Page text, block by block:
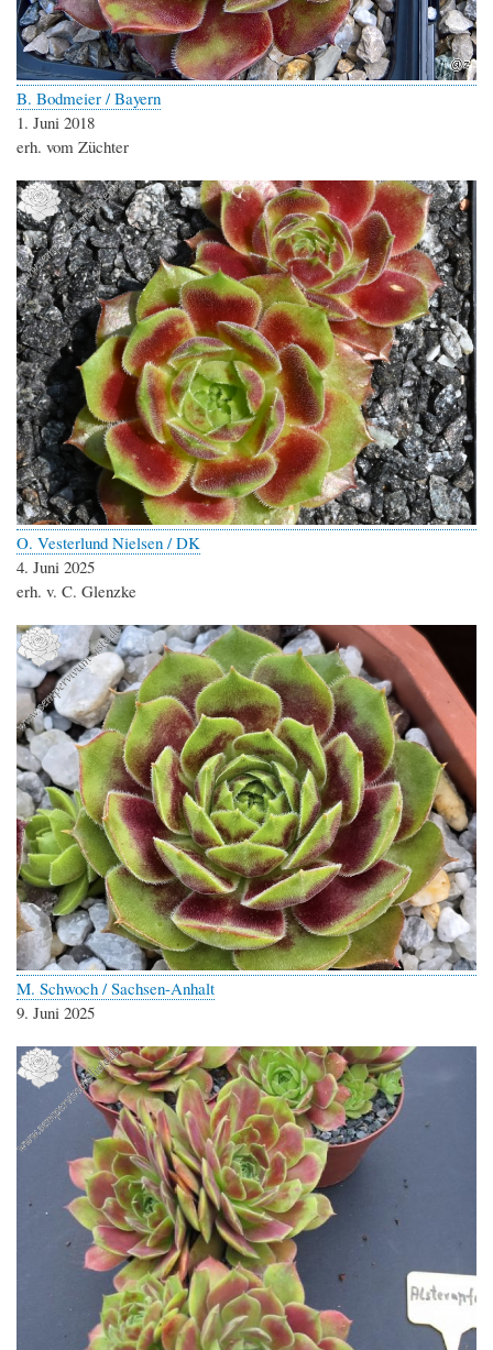
B. Bodmeier / Bayern
1. Juni 2018
erh. vom Züchter
O. Vesterlund Nielsen / DK
4. Juni 2025
erh. v. C. Glenzke
M. Schwoch / Sachsen-Anhalt
9. Juni 2025